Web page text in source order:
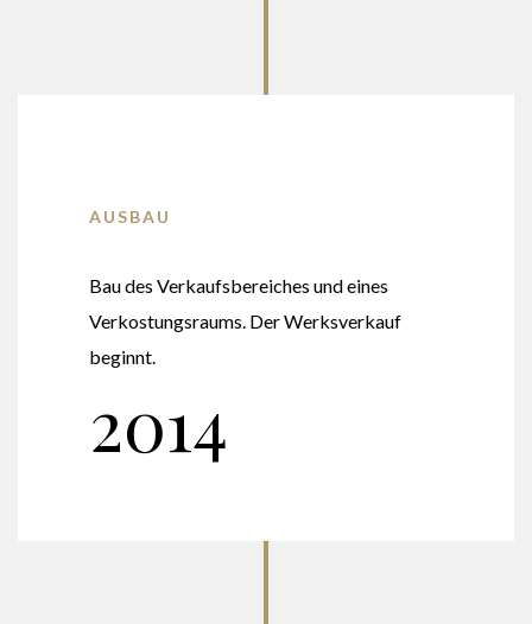
AUSBAU
Bau des Verkaufsbereiches und eines
Verkostungsraums. Der Werksverkauf
beginnt.
2014